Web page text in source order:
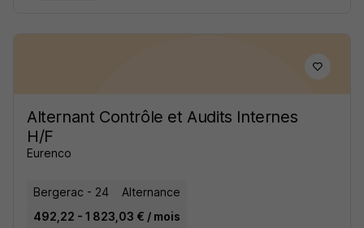
Alternant Contrôle et Audits Internes
H/F
Eurenco
Bergerac - 24
Alternance
492,22 - 1 823,03 € / mois